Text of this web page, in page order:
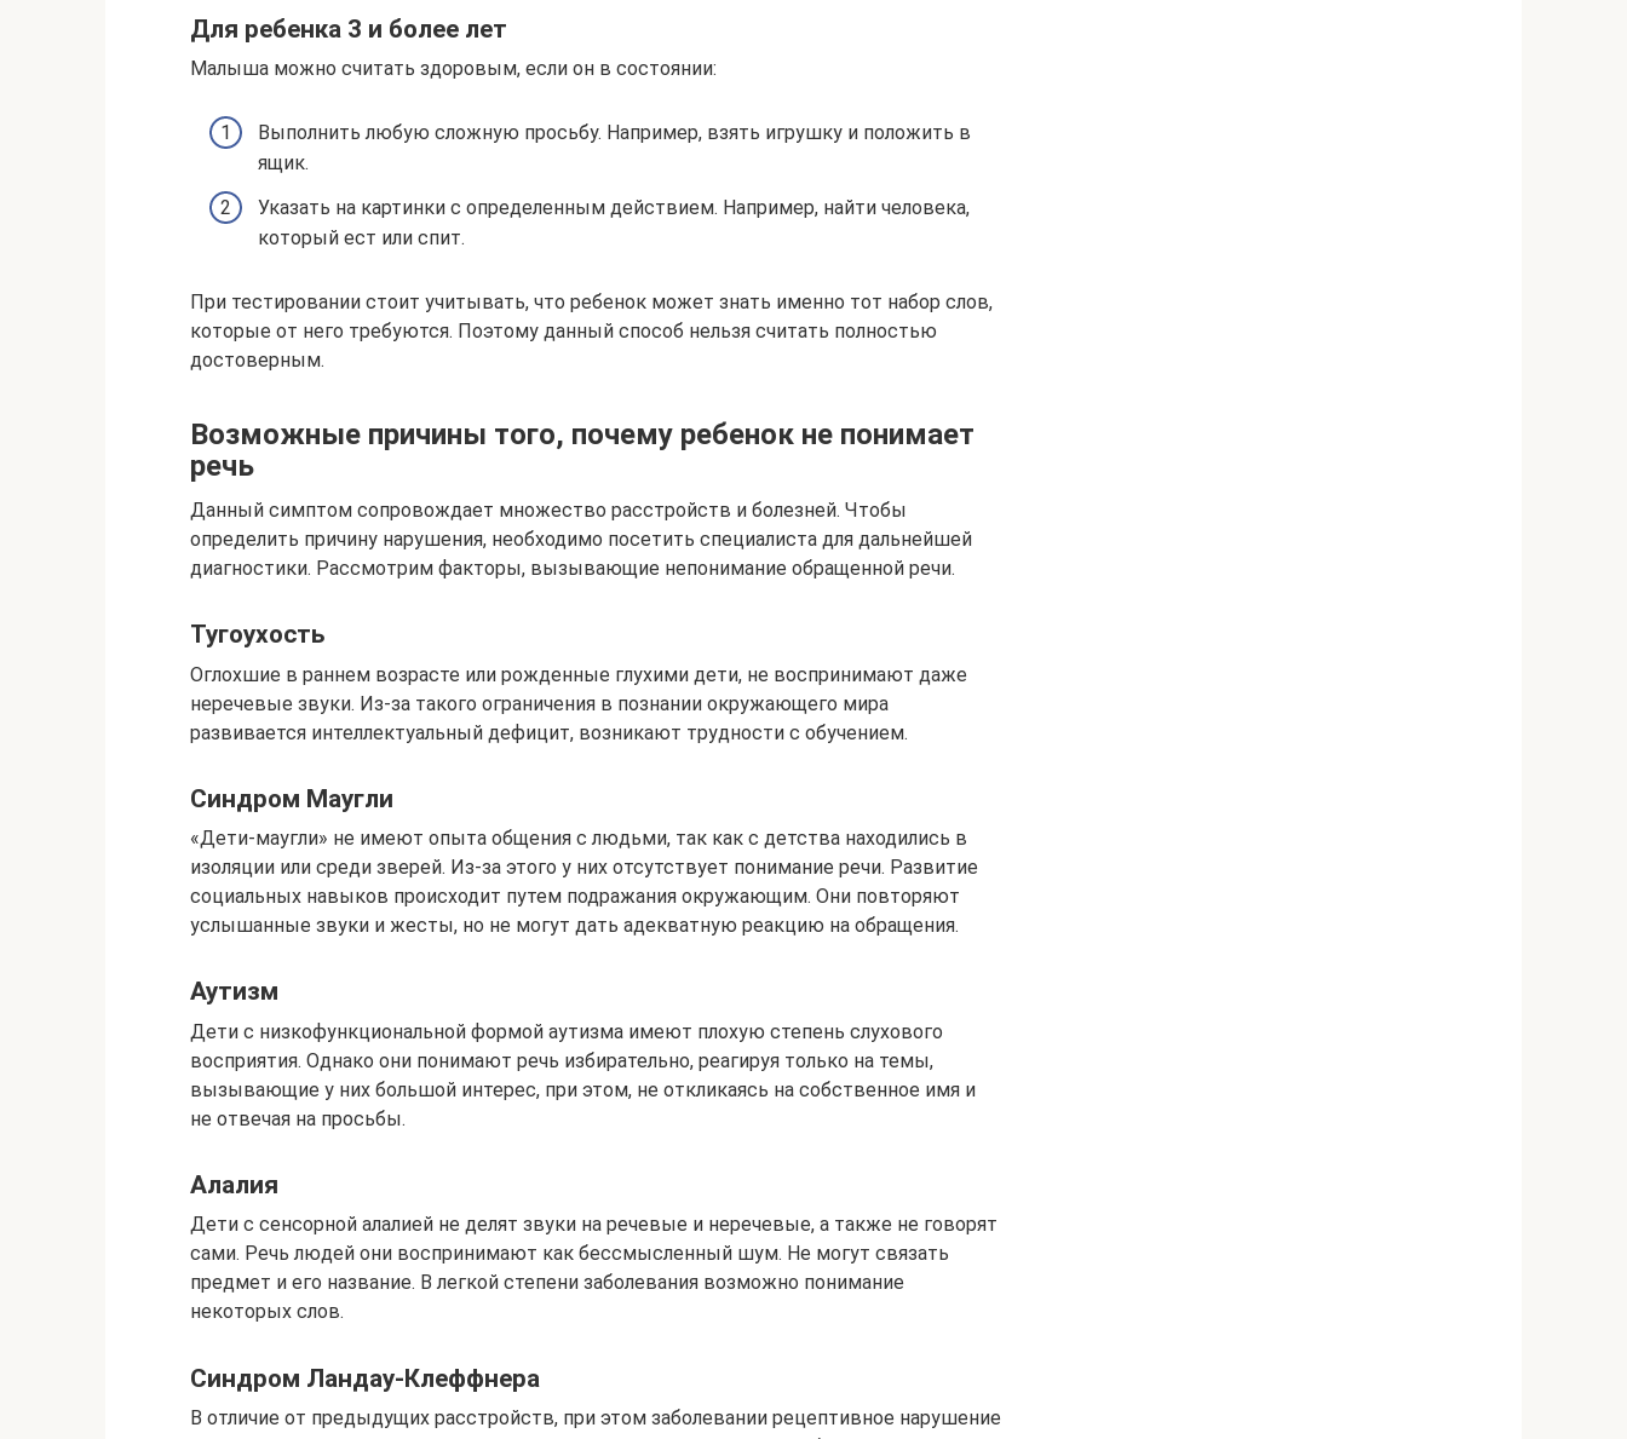
Для ребенка 3 и более лет
Малыша можно считать здоровым, если он в состоянии:
Выполнить любую сложную просьбу. Например, взять игрушку и положить в
ящик.
Указать на картинки с определенным действием. Например, найти человека,
который ест или спит.
При тестировании стоит учитывать, что ребенок может знать именно тот набор слов,
которые от него требуются. Поэтому данный способ нельзя считать полностью
достоверным.
Возможные причины того, почему ребенок не понимает
речь
Данный симптом сопровождает множество расстройств и болезней. Чтобы
определить причину нарушения, необходимо посетить специалиста для дальнейшей
диагностики. Рассмотрим факторы, вызывающие непонимание обращенной речи.
Тугоухость
Оглохшие в раннем возрасте или рожденные глухими дети, не воспринимают даже
неречевые звуки. Из-за такого ограничения в познании окружающего мира
развивается интеллектуальный дефицит, возникают трудности с обучением.
Синдром Маугли
«Дети-маугли» не имеют опыта общения с людьми, так как с детства находились в
изоляции или среди зверей. Из-за этого у них отсутствует понимание речи. Развитие
социальных навыков происходит путем подражания окружающим. Они повторяют
услышанные звуки и жесты, но не могут дать адекватную реакцию на обращения.
Аутизм
Дети с низкофункциональной формой аутизма имеют плохую степень слухового
восприятия. Однако они понимают речь избирательно, реагируя только на темы,
вызывающие у них большой интерес, при этом, не откликаясь на собственное имя и
не отвечая на просьбы.
Алалия
Дети с сенсорной алалией не делят звуки на речевые и неречевые, а также не говорят
сами. Речь людей они воспринимают как бессмысленный шум. Не могут связать
предмет и его название. В легкой степени заболевания возможно понимание
некоторых слов.
Синдром Ландау-Клеффнера
В отличие от предыдущих расстройств, при этом заболевании рецептивное нарушение